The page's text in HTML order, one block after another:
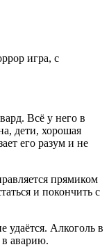
игра, с
Всё у него в
дети, хорошая
его разум и не
прямиком
и покончить с
удаётся. Алкоголь в
в аварию.